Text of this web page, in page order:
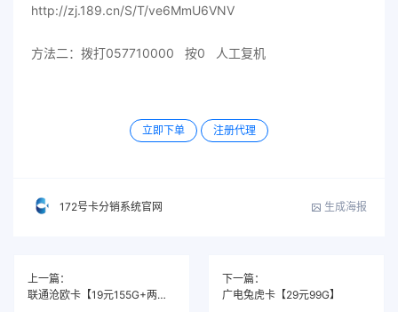
http://zj.189.cn/S/T/ve6MmU6VNV
方法二：拨打057710000 按0 人工复机
立即下单 注册代理
172号卡分销系统官网 生成海报
上一篇：
联通沧欧卡【19元155G+两年19】
下一篇：
广电兔虎卡【29元99G】